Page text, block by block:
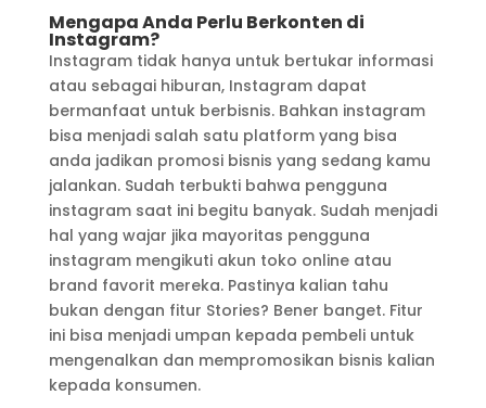
Mengapa Anda Perlu Berkonten di
Instagram?
Instagram tidak hanya untuk bertukar informasi
atau sebagai hiburan, Instagram dapat
bermanfaat untuk berbisnis. Bahkan instagram
bisa menjadi salah satu platform yang bisa
anda jadikan promosi bisnis yang sedang kamu
jalankan. Sudah terbukti bahwa pengguna
instagram saat ini begitu banyak. Sudah menjadi
hal yang wajar jika mayoritas pengguna
instagram mengikuti akun toko online atau
brand favorit mereka. Pastinya kalian tahu
bukan dengan fitur Stories? Bener banget. Fitur
ini bisa menjadi umpan kepada pembeli untuk
mengenalkan dan mempromosikan bisnis kalian
kepada konsumen.